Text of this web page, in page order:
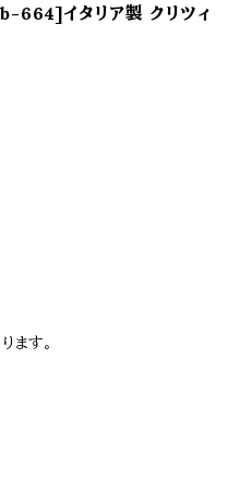
イタリア製 クリツィ
ます。